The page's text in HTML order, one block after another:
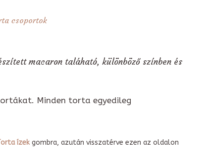
csoportok
macaron taláható, különböző színben és
Minden torta egyedileg
ízekgombra, azután visszatérve ezen az oldalon